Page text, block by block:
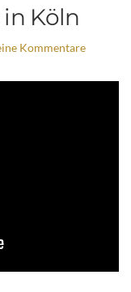
in Köln
Kommentare